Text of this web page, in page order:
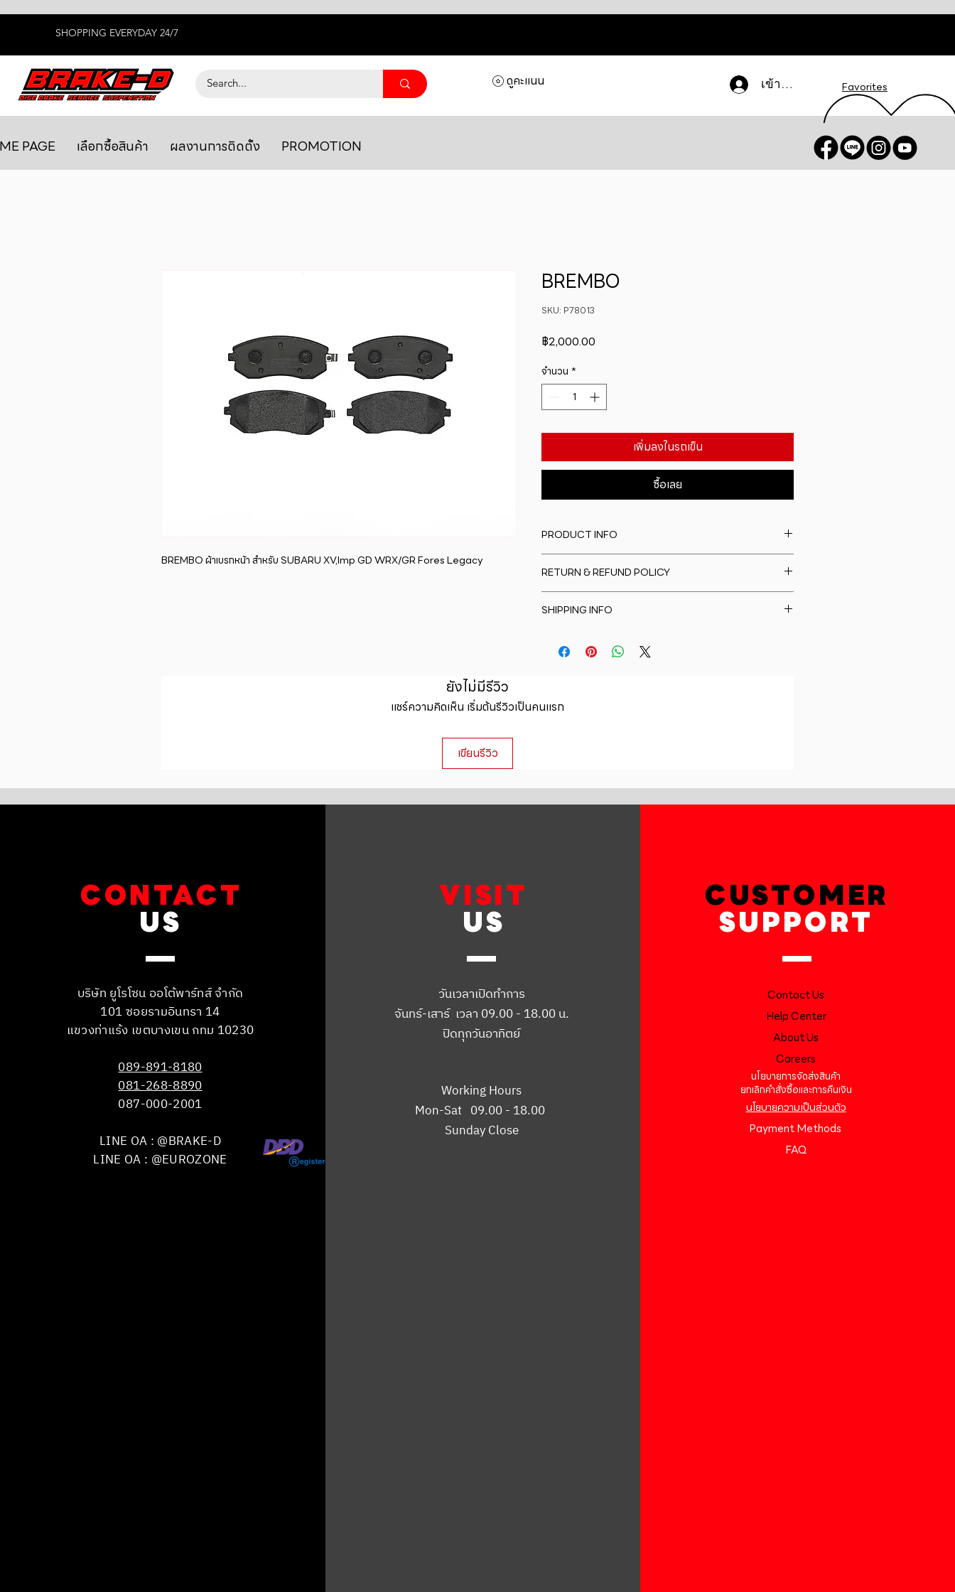
SHOPPING EVERYDAY 24/7
เข้าสู่ระบบ Favorites
ดูคะแนน
PAGE เลือกซื้อสินค้า ผลงานการติดตั้ง PROMOTION
BREMBO ผ้าเบรกหน้า สำหรับ SUBARU XV,Imp GD WRX/GR Fores Legacy
BREMBO
SKU: P78013
฿2,000.00
จำนวน *
เพิ่มลงในรถเข็น
ซื้อเลย
PRODUCT INFO
information about your product such as sizing,
material, care and cleaning instructions. This is also a
great space to write what makes this product
RETURN & REFUND POLICY
to let your customers know what to do in case they
straightforward refund or exchange policy is a great
way to build trust and reassure your customers that
SHIPPING INFO
information about your shipping methods,
can buy from you with confidence.
ยังไม่มีรีวิว
แชร์ความคิดเห็น เริ่มต้นรีวิวเป็นคนแรก
เขียนรีวิว
CONTACT
US
บริษัท ยูโรโซน ออโต้พาร์ทส์ จำกัด
101 ซอยรามอินทรา 14
แขวงท่าแร้ง เขตบางเขน กทม 10230
089-891-8180
081-268-8890
087-000-2001
LINE OA : @BRAKE-D
LINE OA : @EUROZONE
VISIT
US
วันเวลาเปิดทำการ
จันทร์-เสาร์ เวลา 09.00 - 18.00 น.
ปิดทุกวันอาทิตย์
Working Hours
Mon-Sat 09.00 - 18.00
Sunday Close
CUSTOMER
SUPPORT
Contact Us
Help Center
About Us
Careers
นโยบายการจัดส่งสินค้า
ยกเลิกคำสั่งซื้อและการคืนเงิน
นโยบายความเป็นส่วนตัว
Payment Methods
FAQ